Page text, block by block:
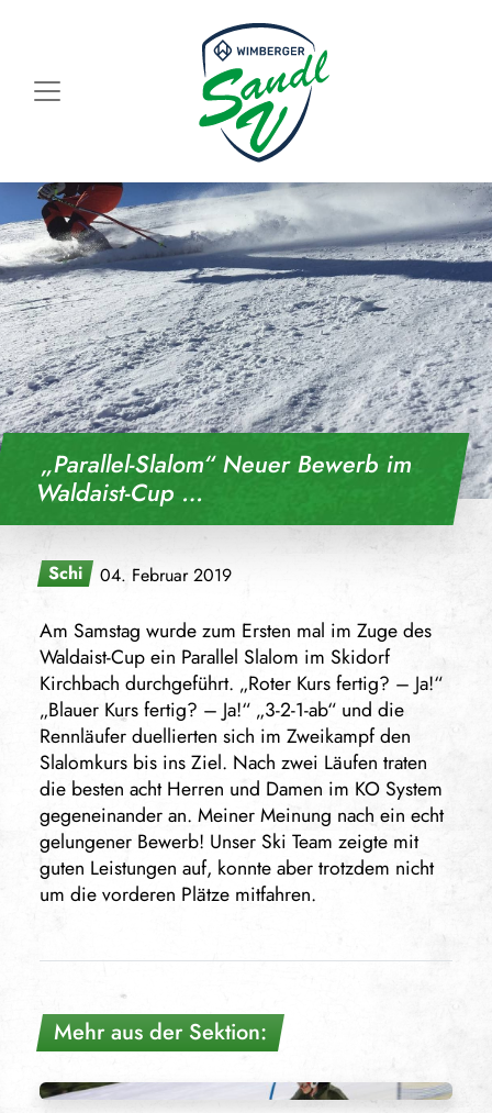
„Parallel-Slalom“ Neuer Bewerb im
Waldaist-Cup …
Schi 04. Februar 2019
Am Samstag wurde zum Ersten mal im Zuge des
Waldaist-Cup ein Parallel Slalom im Skidorf
Kirchbach durchgeführt. „Roter Kurs fertig? – Ja!“
„Blauer Kurs fertig? – Ja!“ „3-2-1-ab“ und die
Rennläufer duellierten sich im Zweikampf den
Slalomkurs bis ins Ziel. Nach zwei Läufen traten
die besten acht Herren und Damen im KO System
gegeneinander an. Meiner Meinung nach ein echt
gelungener Bewerb! Unser Ski Team zeigte mit
guten Leistungen auf, konnte aber trotzdem nicht
um die vorderen Plätze mitfahren.
Mehr aus der Sektion: